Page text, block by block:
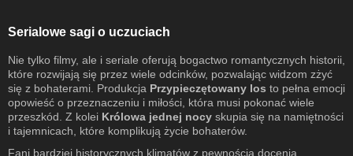
Serialowe sagi o uczuciach
Nie tylko filmy, ale i seriale oferują bogactwo romantycznych historii,
które rozwijają się przez wiele odcinków, pozwalając widzom zżyć
się z bohaterami. Produkcja Przypieczętowany los to pełna emocji
opowieść o przeznaczeniu i miłości, która musi pokonać wiele
przeszkód. Z kolei Królowa jednej nocy skupia się na namiętności
i tajemnicach, które komplikują życie bohaterów.
Fani bardziej historycznych klimatów z pewnością docenią